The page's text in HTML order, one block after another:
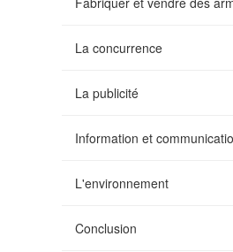
La concurrence
La publicité
Information et
L'environnement
Conclusion